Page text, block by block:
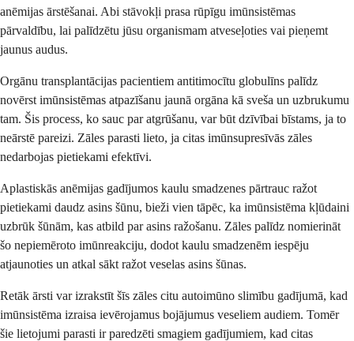
anēmijas ārstēšanai. Abi stāvokļi prasa rūpīgu imūnsistēmas
pārvaldību, lai palīdzētu jūsu organismam atveseļoties vai pieņemt
jaunus audus.
Orgānu transplantācijas pacientiem antitimocītu globulīns palīdz
novērst imūnsistēmas atpazīšanu jaunā orgāna kā sveša un uzbrukumu
tam. Šis process, ko sauc par atgrūšanu, var būt dzīvībai bīstams, ja to
neārstē pareizi. Zāles parasti lieto, ja citas imūnsupresīvās zāles
nedarbojas pietiekami efektīvi.
Aplastiskās anēmijas gadījumos kaulu smadzenes pārtrauc ražot
pietiekami daudz asins šūnu, bieži vien tāpēc, ka imūnsistēma kļūdaini
uzbrūk šūnām, kas atbild par asins ražošanu. Zāles palīdz nomierināt
šo nepiemēroto imūnreakciju, dodot kaulu smadzenēm iespēju
atjaunoties un atkal sākt ražot veselas asins šūnas.
Retāk ārsti var izrakstīt šīs zāles citu autoimūno slimību gadījumā, kad
imūnsistēma izraisa ievērojamus bojājumus veseliem audiem. Tomēr
šie lietojumi parasti ir paredzēti smagiem gadījumiem, kad citas